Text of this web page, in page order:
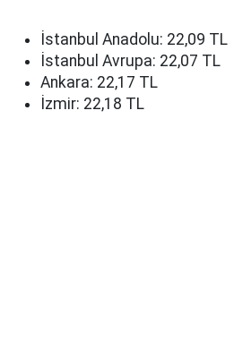
İstanbul Anadolu: 22,09 TL
İstanbul Avrupa: 22,07 TL
Ankara: 22,17 TL
İzmir: 22,18 TL